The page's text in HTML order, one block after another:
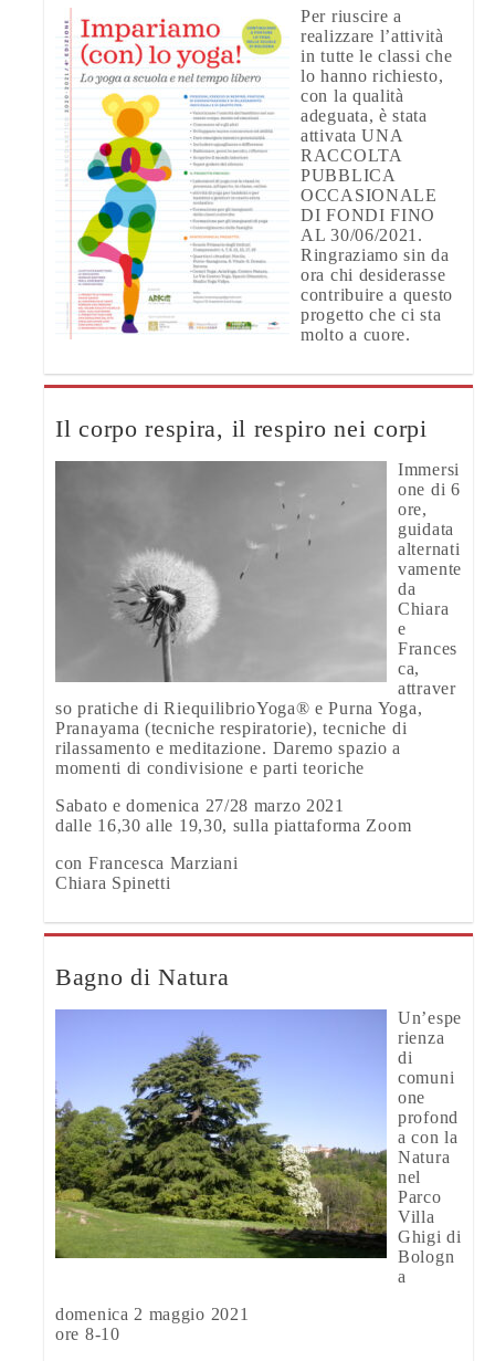
Per riuscire a
realizzare l’attività
in tutte le classi che
lo hanno richiesto,
con la qualità
adeguata, è stata
attivata UNA
RACCOLTA
PUBBLICA
OCCASIONALE
DI FONDI FINO
AL 30/06/2021.
Ringraziamo sin da
ora chi desiderasse
contribuire a questo
progetto che ci sta
molto a cuore.
Il corpo respira, il respiro nei corpi
Immersi
one di 6
ore,
guidata
alternati
vamente
da
Chiara
e
Frances
ca,
attraver
so pratiche di RiequilibrioYoga® e Purna Yoga,
Pranayama (tecniche respiratorie), tecniche di
rilassamento e meditazione. Daremo spazio a
momenti di condivisione e parti teoriche
Sabato e domenica 27/28 marzo 2021
dalle 16,30 alle 19,30, sulla piattaforma Zoom
con Francesca Marziani
Chiara Spinetti
Bagno di Natura
Un’espe
rienza
di
comuni
one
profond
a con la
Natura
nel
Parco
Villa
Ghigi di
Bologn
a
domenica 2 maggio 2021
ore 8-10